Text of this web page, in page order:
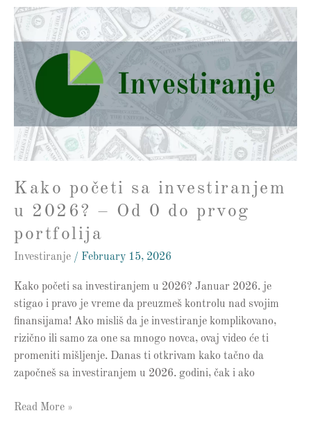
Kako početi sa investiranjem
u 2026? – Od 0 do prvog
portfolija
Investiranje / February 15, 2026
Kako početi sa investiranjem u 2026? Januar 2026. je
stigao i pravo je vreme da preuzmeš kontrolu nad svojim
finansijama! Ako misliš da je investiranje komplikovano,
rizično ili samo za one sa mnogo novca, ovaj video će ti
promeniti mišljenje. Danas ti otkrivam kako tačno da
započneš sa investiranjem u 2026. godini, čak i ako
Kako
početi
investiranjem
2026?
Od
prvog
portfolija
Read More »